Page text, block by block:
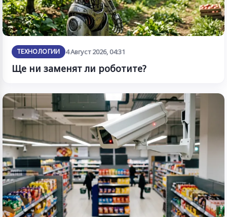
ТЕХНОЛОГИИ 4 Август 2026, 04:31
Ще ни заменят ли роботите?